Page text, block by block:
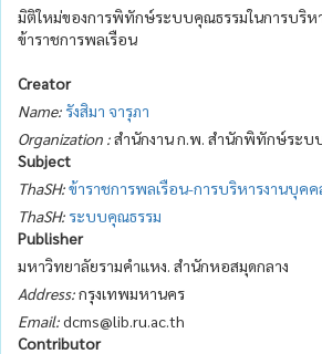
มิติใหม่ของการพิทักษ์ระบบคุณธรรมในการบริห
ข้าราชการพลเรือน
Creator
Name: รังสิมา จารุภา
Organization :สำนักงาน ก.พ. สำนักพิทักษ์ระบ
Subject
ThaSH:ข้าราชการพลเรือน-การบริหารงานบุคค
ThaSH: ระบบคุณธรรม
Publisher
มหาวิทยาลัยรามคำแหง. สำนักหอสมุดกลาง
Address:กรุงเทพมหานคร
Email:dcms@lib.ru.ac.th
Contributor